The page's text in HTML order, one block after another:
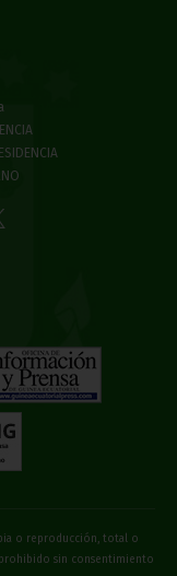
o reproducción, total o
sin consentimiento